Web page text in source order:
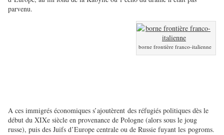
parvenu.
borne frontière franco-italienne
A ces immigrés économiques s’ajoutèrent des réfugiés politiques dès le
début du XIXe siècle en provenance de Pologne (alors sous le joug
russe), puis des Juifs d’Europe centrale ou de Russie fuyant les pogroms.